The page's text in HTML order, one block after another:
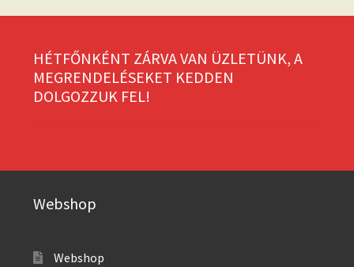
HÉTFŐNKÉNT ZÁRVA VAN ÜZLETÜNK, A
MEGRENDELÉSEKET KEDDEN
DOLGOZZUK FEL!
Webshop
Webshop